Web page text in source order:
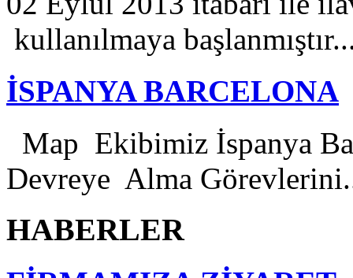
kullanılmaya
İSPANYA BARCELONA
Map Ekibimiz İspanya
Devreye Alma
HABERLER